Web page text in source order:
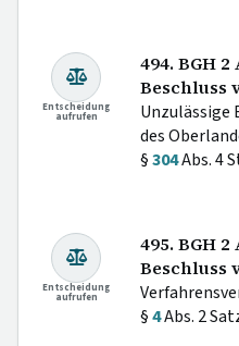
Entscheidung
aufrufen
494. BGH 2
Beschluss
Unzulässige
des
§304Abs. 4
Entscheidung
aufrufen
495. BGH 2
Beschluss
§4Abs. 2